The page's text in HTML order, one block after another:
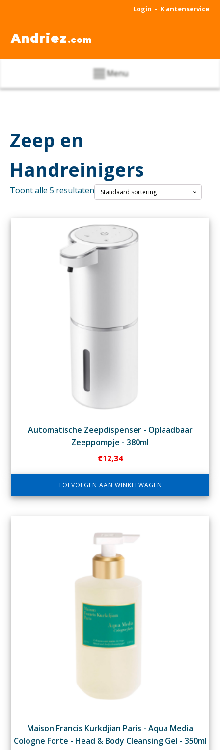
Login - Klantenservice
Andriez .com
Menu
Zeep en
Handreinigers
Toont alle 5 resultaten
Automatische Zeepdispenser - Oplaadbaar
Zeeppompje - 380ml
€12,34
TOEVOEGEN AAN WINKELWAGEN
Maison Francis Kurkdjian Paris - Aqua Media
Cologne Forte - Head & Body Cleansing Gel - 350ml